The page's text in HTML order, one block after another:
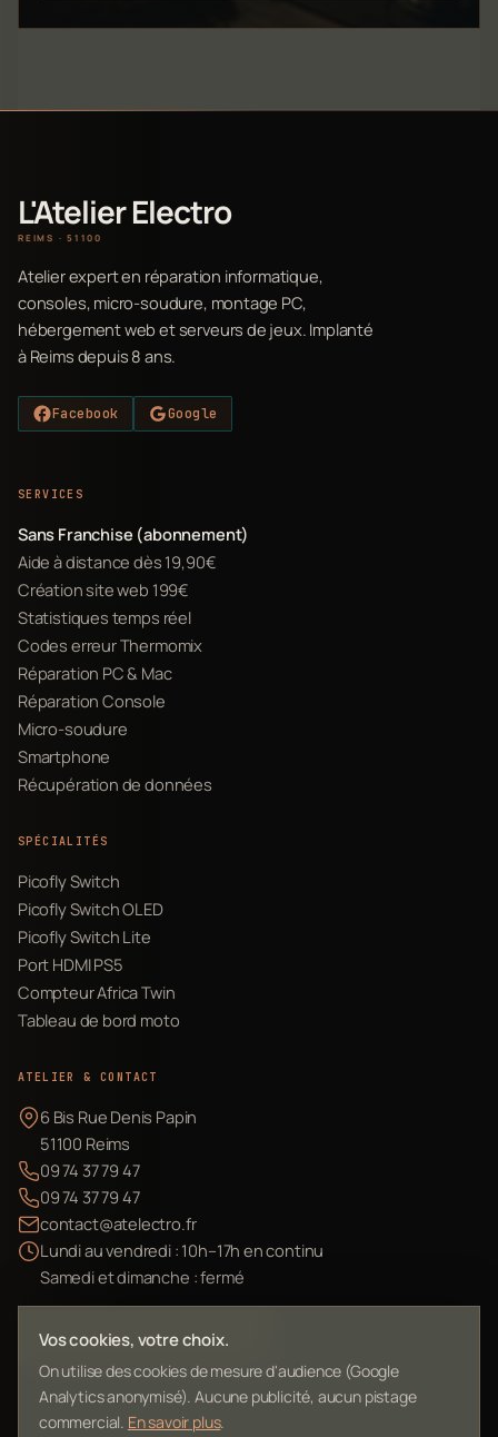
L'Atelier Electro
REIMS · 51100
Atelier expert en réparation informatique,
consoles, micro-soudure, montage PC,
hébergement web et serveurs de jeux. Implanté
à Reims depuis 8 ans.
Facebook Google
SERVICES
Sans Franchise (abonnement)
Aide à distance dès 19,90€
Création site web 199€
Statistiques temps réel
Codes erreur Thermomix
Réparation PC & Mac
Réparation Console
Micro-soudure
Smartphone
Récupération de données
SPÉCIALITÉS
Picofly Switch
Picofly Switch OLED
Picofly Switch Lite
Port HDMI PS5
Compteur Africa Twin
Tableau de bord moto
ATELIER & CONTACT
6 Bis Rue Denis Papin
51100 Reims
09 74 37 79 47
09 74 37 79 47
contact@atelectro.fr
Lundi au vendredi : 10h–17h en continu
Samedi et dimanche : fermé
Envoyer mon matériel
Vos cookies, votre choix.
On utilise des cookies de mesure d'audience (Google
Analytics anonymisé). Aucune publicité, aucun pistage
commercial. En savoir plus.